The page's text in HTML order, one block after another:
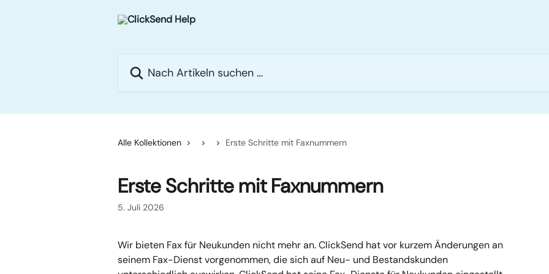
Alle Kollektionen Erste Schritte mit Faxnummern
Erste Schritte mit Faxnummern
5. Juli 2026
Wir bieten Fax für Neukunden nicht mehr an. ClickSend hat vor kurzem Änderungen an
seinem Fax-Dienst vorgenommen, die sich auf Neu- und Bestandskunden